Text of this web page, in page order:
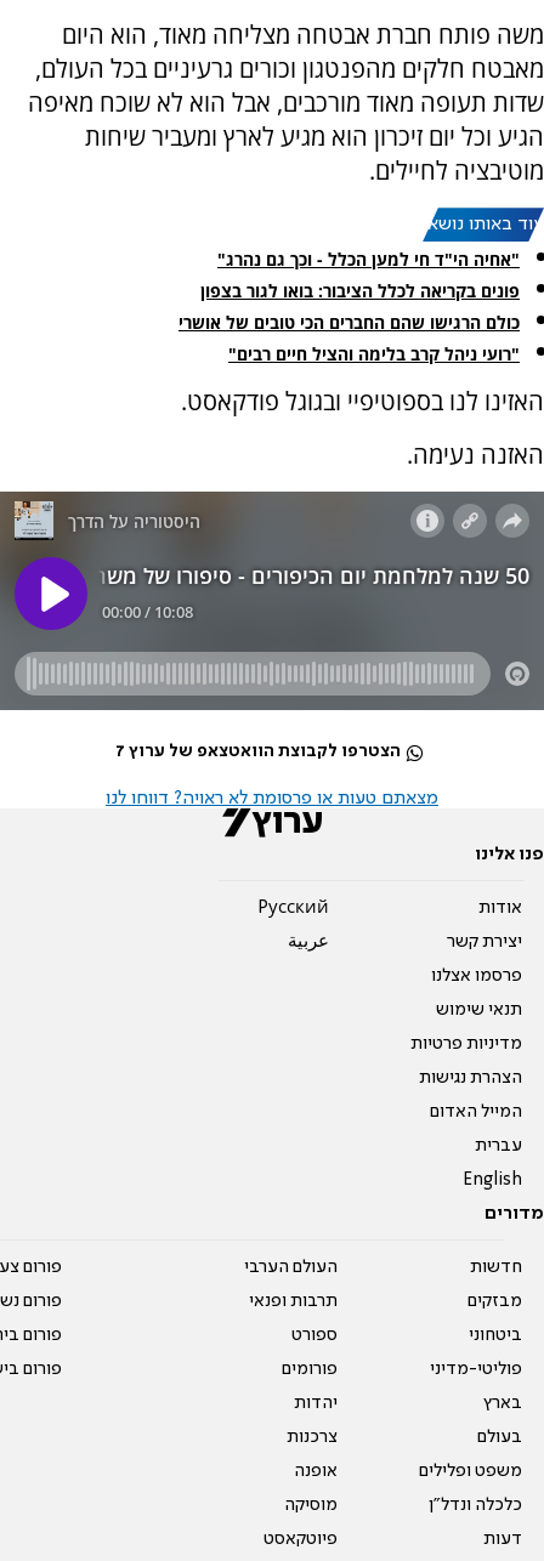
משה פותח חברת אבטחה מצליחה מאוד, הוא היום
מאבטח חלקים מהפנטגון וכורים גרעיניים בכל העולם,
שדות תעופה מאוד מורכבים, אבל הוא לא שוכח מאיפה
הגיע וכל יום זיכרון הוא מגיע לארץ ומעביר שיחות
מוטיבציה לחיילים.
עוד באותו נושא:
"אחיה הי"ד חי למען הכלל - וכך גם נהרג"
פונים בקריאה לכלל הציבור: בואו לגור בצפון
כולם הרגישו שהם החברים הכי טובים של אושרי
"רועי ניהל קרב בלימה והציל חיים רבים"
האזינו לנו בספוטיפיי ובגוגל פודקאסט.
האזנה נעימה.
הצטרפו לקבוצת הוואטצאפ של ערוץ 7
מצאתם טעות או פרסומת לא ראויה? דווחו לנו
פנו אלינו
אודות
יצירת קשר
פרסמו אצלנו
תנאי שימוש
מדיניות פרטיות
הצהרת נגישות
המייל האדום
עברית
English
Pусский
عربية
מדורים
חדשות
מבזקים
ביטחוני
פוליטי-מדיני
בארץ
בעולם
משפט ופלילים
כלכלה ונדל"ן
דעות
העולם הערבי
תרבות ופנאי
ספורט
פורומים
יהדות
צרכנות
אופנה
מוסיקה
פיוטקאסט
פורום
פורום
פורום
פורום